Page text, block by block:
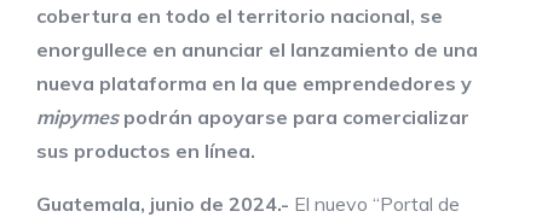
cobertura en todo el territorio nacional, se
enorgullece en anunciar el lanzamiento de una
nueva plataforma en la que emprendedores y
mipymespodrán apoyarse para comercializar
sus productos en línea.
Guatemala, junio de 2024.- El nuevo “Portal de